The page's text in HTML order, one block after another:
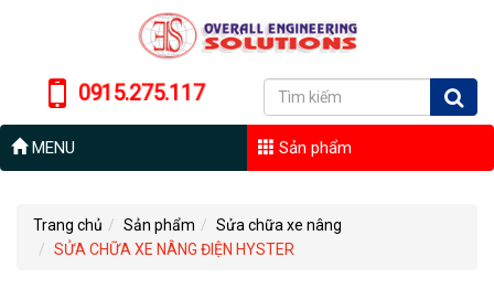
0915.275.117
MENU Sản phẩm
Trang chủ Sản phẩm
Sửa chữa xe nâng
SỬA CHỮA XE NÂNG ĐIỆN HYSTER